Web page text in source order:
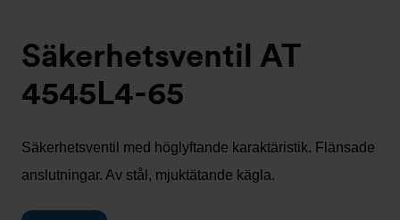
Säkerhetsventil AT
4545L4-65
Säkerhetsventil med höglyftande karaktäristik. Flänsade
anslutningar. Av stål, mjuktätande kägla.